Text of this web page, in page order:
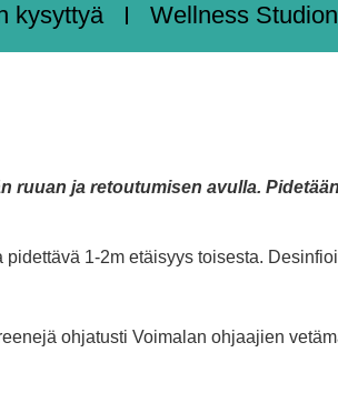
kysyttyä Wellness Studion
ruuan ja retoutumisen avulla.
1-2m etäisyys toisesta.
ohjatusti Voimalan ohjaajien